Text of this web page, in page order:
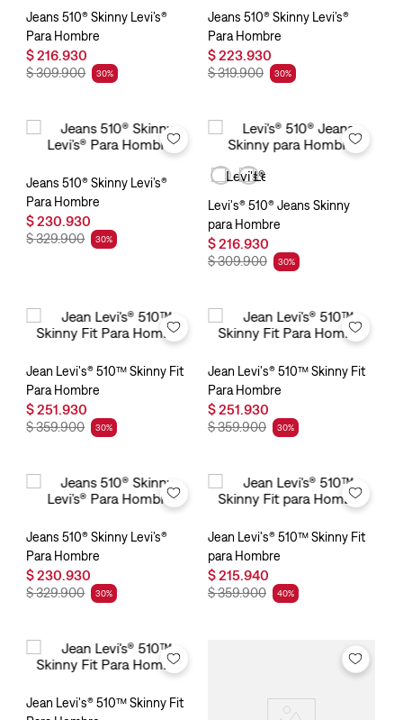
Jeans 510® Skinny Levi’s®
Para Hombre
$216.930
$309.900 30%
Jeans 510® Skinny Levi’s®
Para Hombre
$223.930
$319.900 30%
Jeans 510® Skinny Levi’s®
Para Hombre
$230.930
$329.900 30%
Levi's® 510® Jeans Skinny
para Hombre
$216.930
$309.900 30%
Jean Levi's® 510™ Skinny Fit
Para Hombre
$251.930
$359.900 30%
Jean Levi's® 510™ Skinny Fit
Para Hombre
$251.930
$359.900 30%
Jeans 510® Skinny Levi’s®
Para Hombre
$230.930
$329.900 30%
Jean Levi's® 510™ Skinny Fit
para Hombre
$215.940
$359.900 40%
Jean Levi's® 510™ Skinny Fit